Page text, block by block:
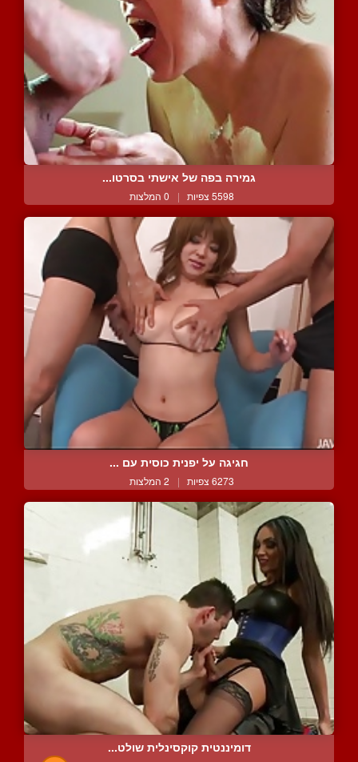
גמירה בפה של אישתי בסרטו...
5598 צפיות | 0 המלצות
חגיגה על יפנית כוסית עם ...
6273 צפיות | 2 המלצות
דומיננטית קוקסינלית שולט...